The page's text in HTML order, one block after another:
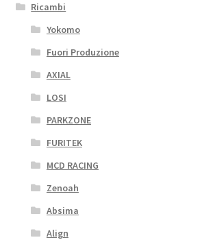
Ricambi
Yokomo
Fuori Produzione
AXIAL
LOSI
PARKZONE
FURITEK
MCD RACING
Zenoah
Absima
Align